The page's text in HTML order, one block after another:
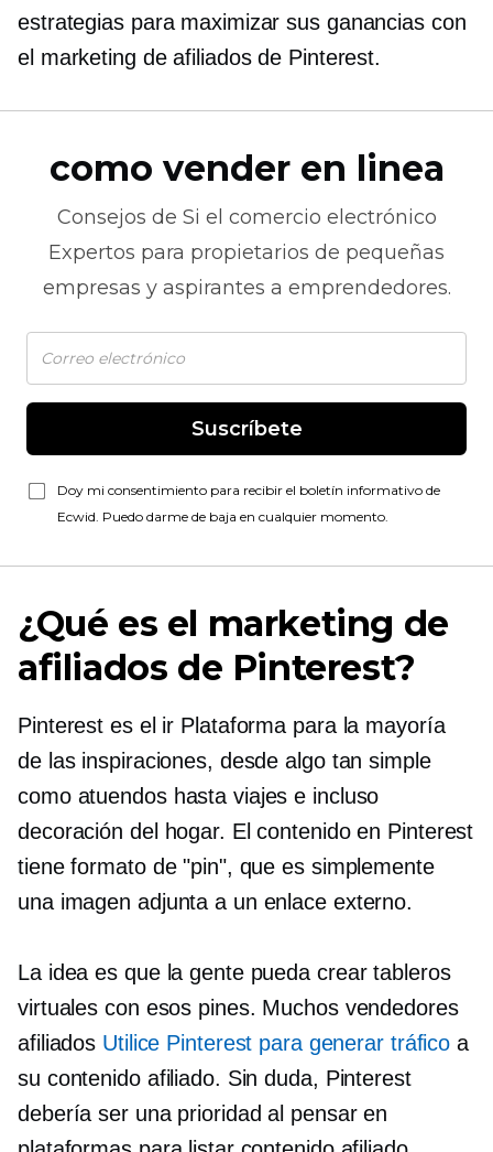
estrategias para maximizar sus ganancias con
el marketing de afiliados de Pinterest.
como vender en linea
Consejos de Si el comercio electrónico
Expertos para propietarios de pequeñas
empresas y aspirantes a emprendedores.
Suscríbete
Doy mi consentimiento para recibir el boletín informativo de
Ecwid. Puedo darme de baja en cualquier momento.
¿Qué es el marketing de
afiliados de Pinterest?
Pinterest es el ir Plataforma para la mayoría
de las inspiraciones, desde algo tan simple
como atuendos hasta viajes e incluso
decoración del hogar. El contenido en Pinterest
tiene formato de "pin", que es simplemente
una imagen adjunta a un enlace externo.
La idea es que la gente pueda crear tableros
virtuales con esos pines. Muchos vendedores
afiliados Utilice Pinterest para generar tráfico a
su contenido afiliado. Sin duda, Pinterest
debería ser una prioridad al pensar en